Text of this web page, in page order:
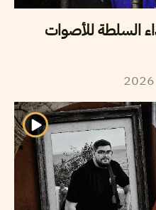
السلطة للأصوات
2026